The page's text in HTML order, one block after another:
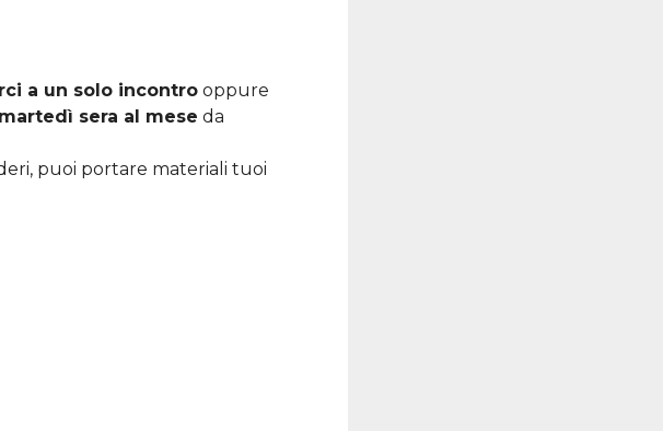
a un solo incontro oppure
martedì sera al mese da
puoi portare materiali tuoi